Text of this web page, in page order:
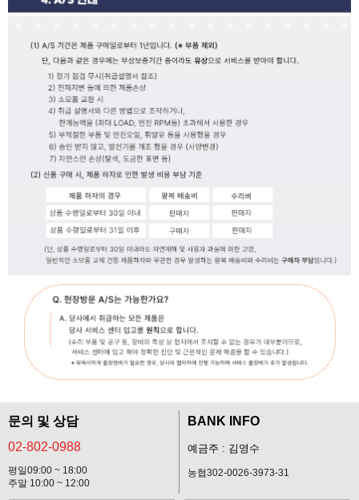
문의 및 상담
02-802-0988
평일09:00 ~ 18:00
주말 10:00 ~ 12:00
BANK INFO
예금주 : 김영수
농협302-0026-3973-31